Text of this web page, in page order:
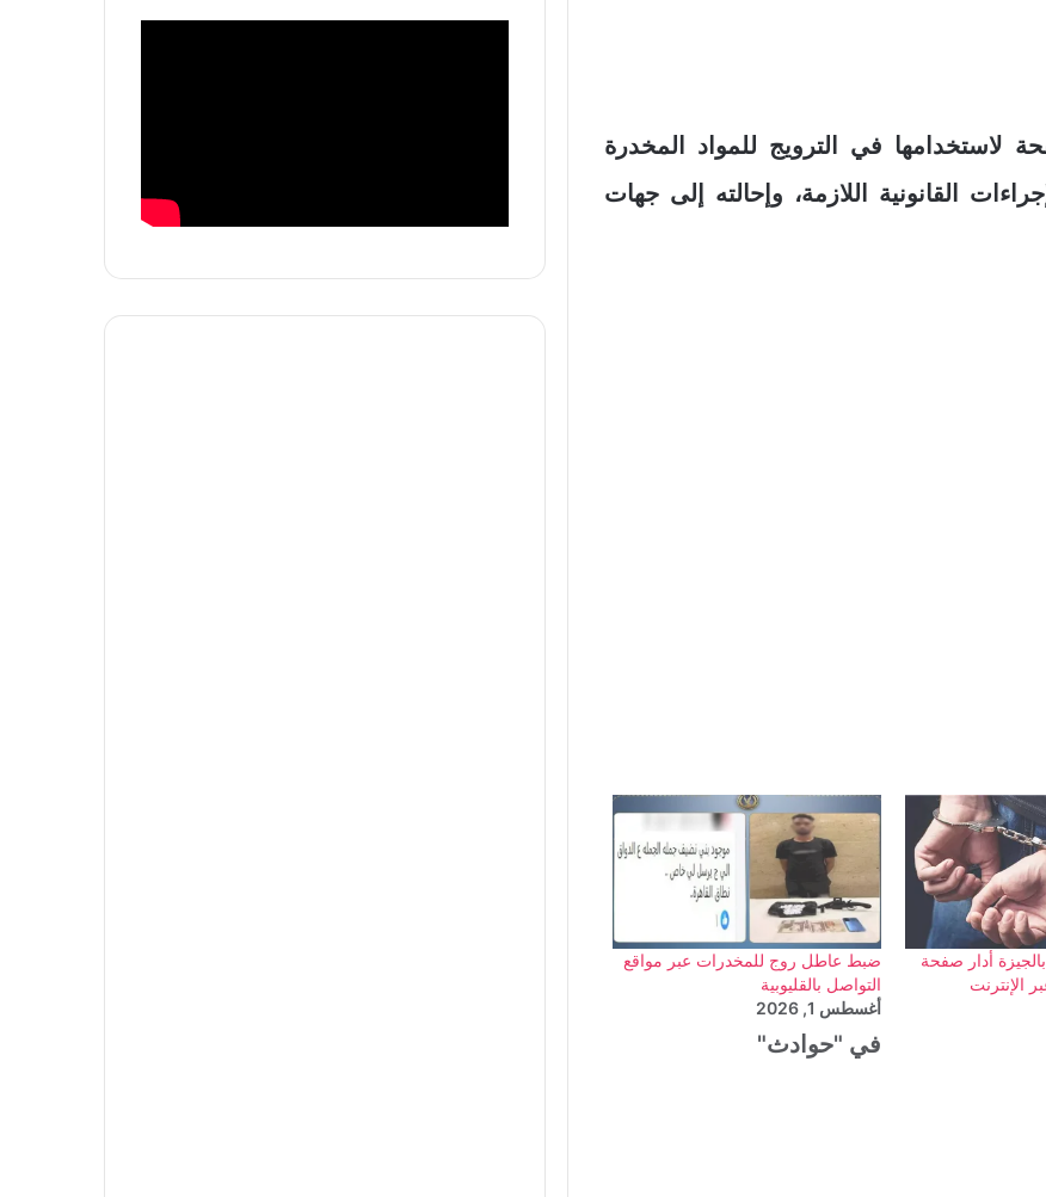
لاستخدامها في الترويج للمواد المخدرة
القانونية اللازمة، وإحالته إلى جهات
أدار صفحة
الإنترنت
ضبط عاطل روج للمخدرات عبر مواقع
التواصل بالقليوبية
أغسطس 1, 2026
في "حوادث"